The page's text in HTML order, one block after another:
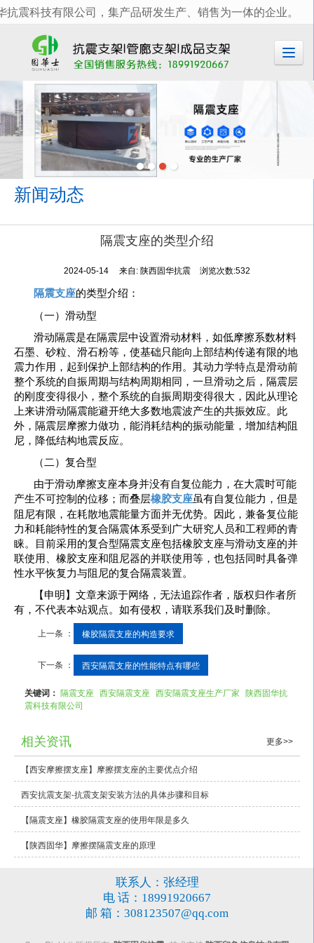
很遗憾，因您的浏览器版本过低导致无法获得最佳浏览体验，推荐下载安装谷歌浏览器！
震科技有限公司，集产品研发生产、销售为一体的企业。
新闻动态
隔震支座的类型介绍
2024-05-14 来自: 陕西固华抗震 浏览次数:532
隔震支座的类型介绍：
（一）滑动型
滑动隔震是在隔震层中设置滑动材料，如低摩擦系数材料
石墨、砂粒、滑石粉等，使基础只能向上部结构传递有限的地
震力作用，起到保护上部结构的作用。其动力学特点是滑动前
整个系统的自振周期与结构周期相同，一旦滑动之后，隔震层
的刚度变得很小，整个系统的自振周期变得很大，因此从理论
上来讲滑动隔震能避开绝大多数地震波产生的共振效应。此
外，隔震层摩擦力做功，能消耗结构的振动能量，增加结构阻
尼，降低结构地震反应。
（二）复合型
由于滑动摩擦支座本身并没有自复位能力，在大震时可能
产生不可控制的位移；而叠层橡胶支座虽有自复位能力，但是
阻尼有限，在耗散地震能量方面并无优势。因此，兼备复位能
力和耗能特性的复合隔震体系受到广大研究人员和工程师的青
睐。目前采用的复合型隔震支座包括橡胶支座与滑动支座的并
联使用、橡胶支座和阻尼器的并联使用等，也包括同时具备弹
性水平恢复力与阻尼的复合隔震装置。
【申明】文章来源于网络，无法追踪作者，版权归作者所
有，不代表本站观点。如有侵权，请联系我们及时删除。
上一条 ： 橡胶隔震支座的构造要求
下一条 ： 西安隔震支座的性能特点有哪些
关键词： 隔震支座 西安隔震支座 西安隔震支座生产厂家 陕西固华抗
震科技有限公司
相关资讯 更多>>
【西安摩擦摆支座】摩擦摆支座的主要优点介绍
西安抗震支架-抗震支架安装方法的具体步骤和目标
【隔震支座】橡胶隔震支座的使用年限是多久
【陕西固华】摩擦摆隔震支座的原理
联系人：张经理
电 话：18991920667
邮 箱：308123507@qq.com